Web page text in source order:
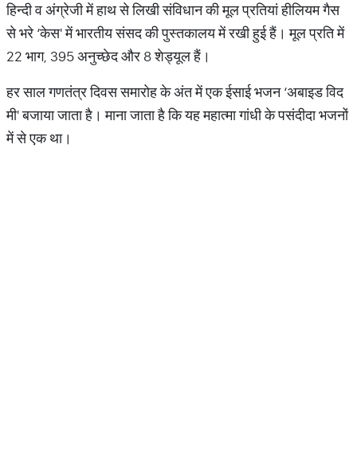
हिन्दी व अंग्रेजी में हाथ से लिखी संविधान की मूल प्रतियां हीलियम गैस
से भरे ‘केस' में भारतीय संसद की पुस्तकालय में रखी हुई हैं। मूल प्रति में
22 भाग, 395 अनुच्छेद और 8 शेड्यूल हैं।
हर साल गणतंत्र दिवस समारोह के अंत में एक ईसाई भजन ‘अबाइड विद
मी' बजाया जाता है। माना जाता है कि यह महात्मा गांधी के पसंदीदा भजनों
में से एक था।